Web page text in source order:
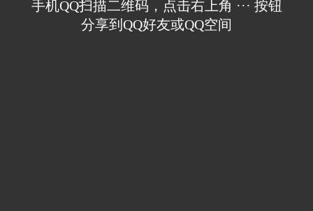
手机QQ扫描二维码，点击右上角 ··· 按钮
分享到QQ好友或QQ空间